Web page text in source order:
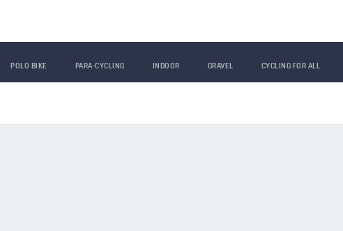
POLO BIKE PARA-CYCLING INDOOR GRAVEL CYCLING FOR ALL